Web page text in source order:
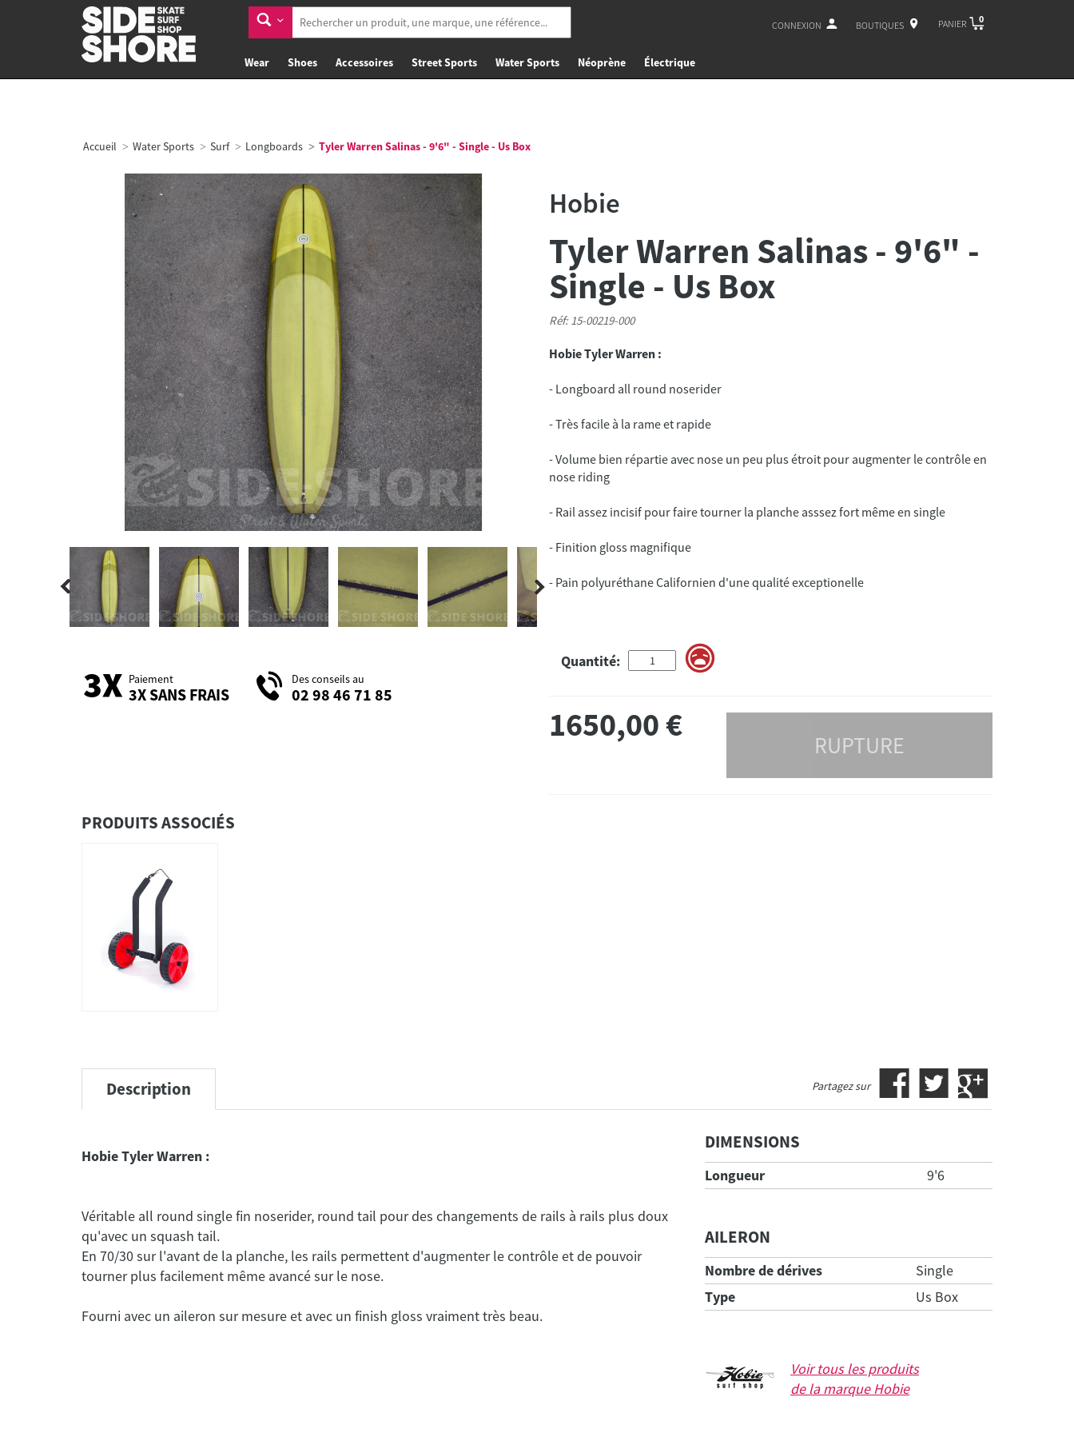
CONNEXION BOUTIQUES PANIER 0
Wear Shoes Accessoires Street Sports Water Sports Néoprène Électrique
Accueil Water Sports Surf Longboards Tyler Warren Salinas - 9'6" - Single - Us Box
Paiement
3X SANS FRAIS
Des conseils au
02 98 46 71 85
Hobie
Tyler Warren Salinas - 9'6" -
Single - Us Box
Réf: 15-00219-000
Hobie Tyler Warren :
- Volume bien répartie avec nose un peu plus étroit pour augmenter le contrôle en
- Pain polyuréthane Californien d'une qualité exceptionelle
Quantité:
1650,00€
RUPTURE
PRODUITS ASSOCIÉS
Partagez sur
Description
Hobie Tyler Warren :
Véritable all round single fin noserider, round tail pour des changements de rails à rails plus doux
qu'avec un squash tail.
En 70/30 sur l'avant de la planche, les rails permettent d'augmenter le contrôle et de pouvoir
Fourni avec un aileron sur mesure et avec un finish gloss vraiment très beau.
DIMENSIONS
Longueur 9'6
AILERON
Nombre de dérives
Single
Type
Us Box
Voir tous les produits
de la marqueHobie